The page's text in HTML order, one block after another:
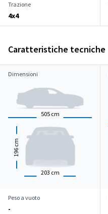
Trazione
4x4
Caratteristiche tecniche
Dimensioni
505 cm
203 cm
196
cm
Peso a vuoto
-